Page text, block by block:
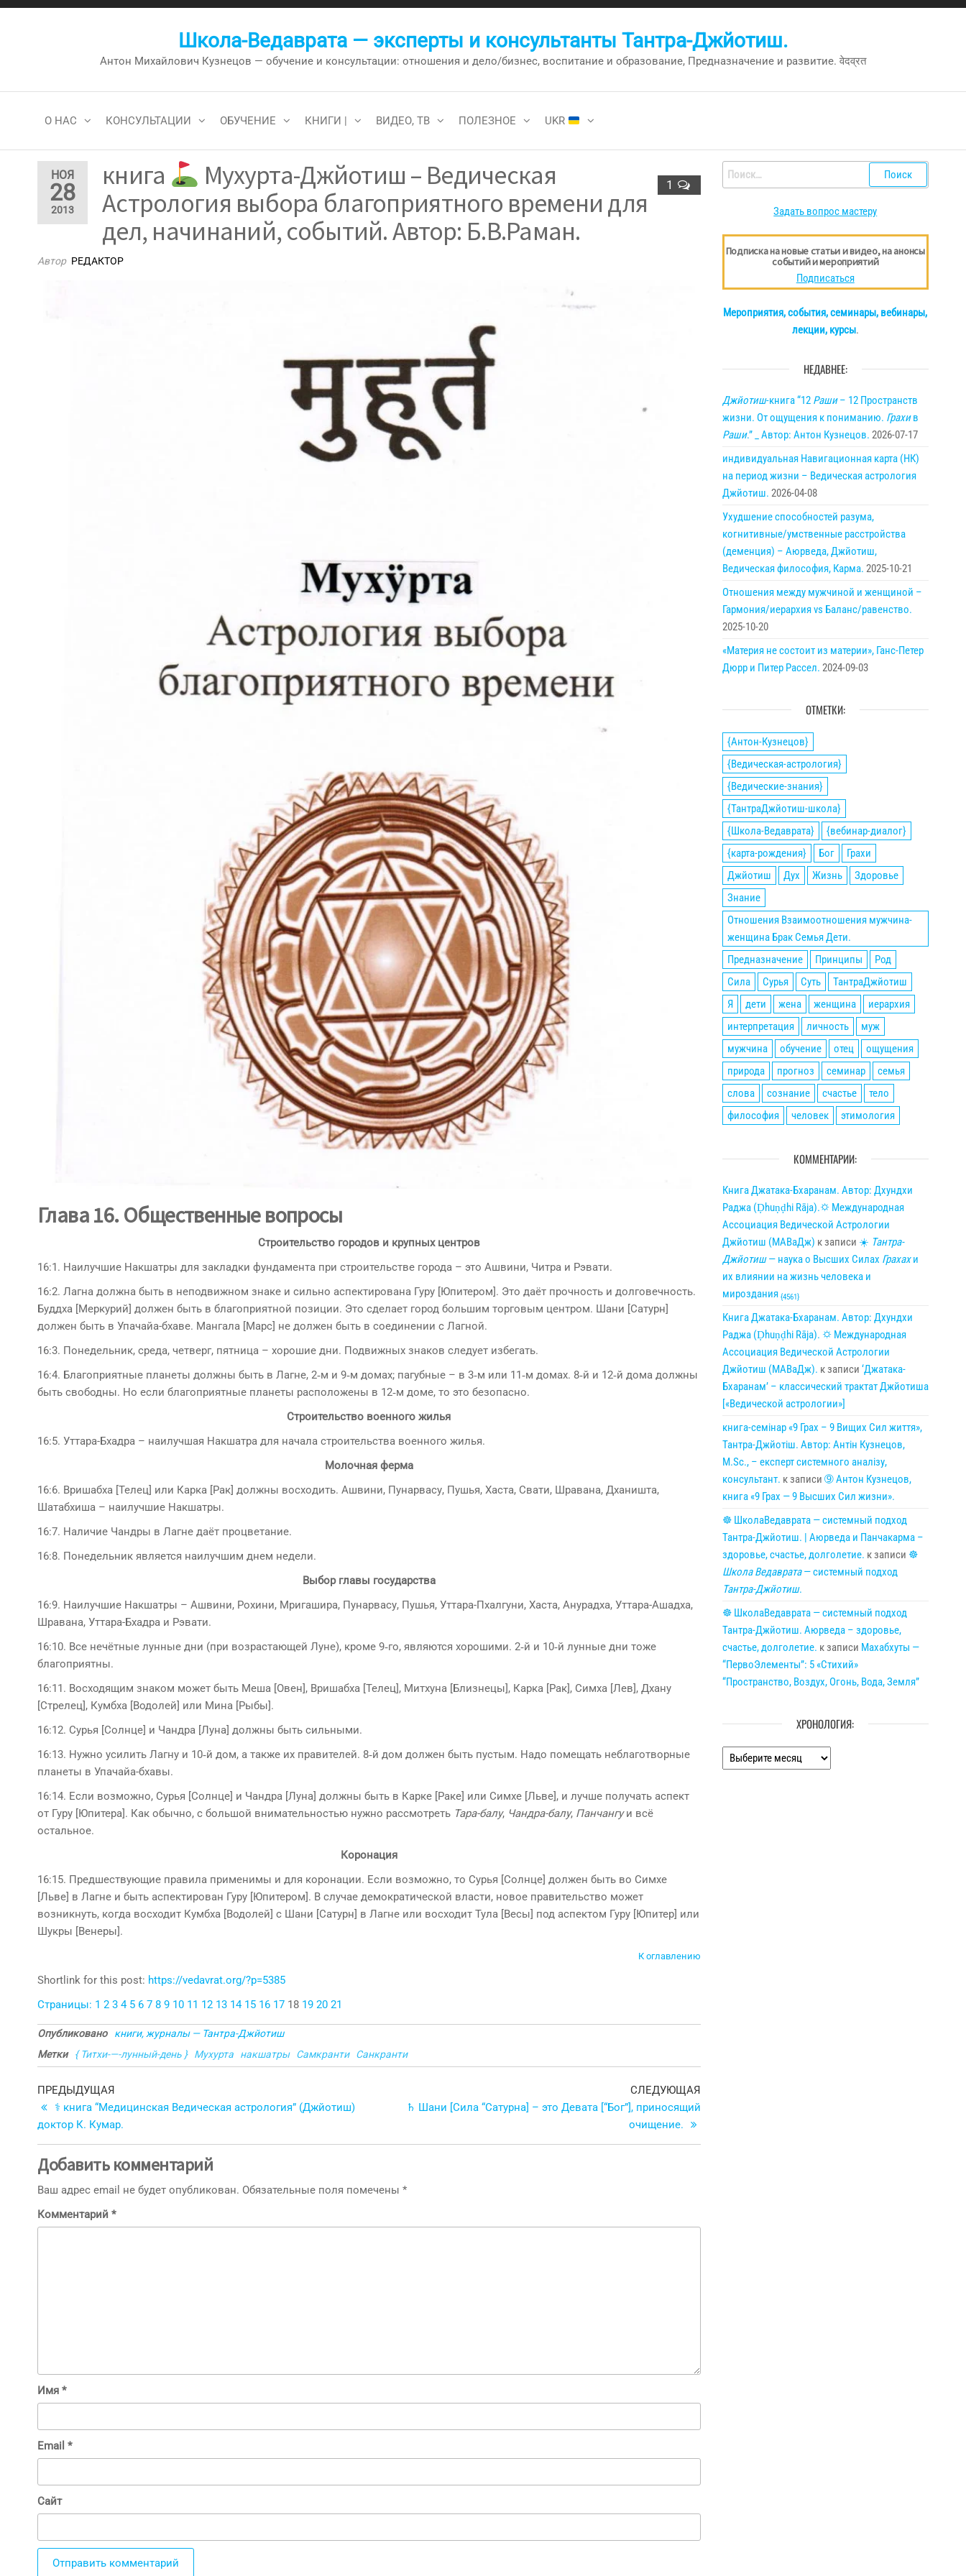
Перейти
Школа-Ведаврата — эксперты и консультанты Тантра-Джйотиш.
Антон Михайлович Кузнецов — обучение и консультации: отношения и дело/бизнес, воспитание и образование, Предназначение и развитие. वेदव्रत
О НАС КОНСУЛЬТАЦИИ ОБУЧЕНИЕ КНИГИ | ВИДЕО, ТВ ПОЛЕЗНОЕ UKR
НОЯ
28
2013
1
книга
Мухурта-Джйотиш – Ведическая
Астрология выбора благоприятного времени для
дел, начинаний, событий. Автор: Б.В.Раман.
Автор РЕДАКТОР
Глава 16. Общественные вопросы
Строительство городов и крупных центров
16:1. Наилучшие Накшатры для закладки фундамента при строительстве города – это Ашвини, Читра и Рэвати.
16:2. Лагна должна быть в неподвижном знаке и сильно аспектирована Гуру [Юпитером]. Это даёт прочность и долговечность.
Буддха [Меркурий] должен быть в благо­приятной позиции. Это сделает город большим торговым центром. Шани [Сатурн]
должен быть в Упачайа-бхаве. Мангала [Марс] не должен быть в соединении с Лагной.
16:3. Понедельник, среда, четверг, пятница – хорошие дни. Подвижных знаков следует избегать.
16:4. Благоприятные планеты должны быть в Лагне, 2‑м и 9‑м домах; пагубные – в 3‑м или 11‑м домах. 8‑й и 12‑й дома должны
быть свободны. Но если благоприятные планеты расположены в 12‑м доме, то это безопасно.
Строительство военного жилья
16:5. Уттара-Бхадра – наилучшая Накшатра для начала строительства военного жилья.
Молочная ферма
16:6. Вришабха [Телец] или Карка [Рак] должны восхо­дить. Ашвини, Пунарвасу, Пушья, Хаста, Свати, Шравана, Дханишта,
Шатабхиша – наилучшие Накшатры.
16:7. Наличие Чандры в Лагне даёт процветание.
16:8. Понедельник является наилучшим днем недели.
Выбор главы государства
16:9. Наилучшие Накшатры – Ашвини, Рохини, Мригаши­ра, Пунарвасу, Пушья, Уттара-Пхалгуни, Хаста, Анурадха, Уттара-Ашадха,
Шравана, Уттара-Бхадра и Рэвати.
16:10. Все нечётные лунные дни (при возрастающей Луне), кроме 9‑го, являются хорошими. 2‑й и 10‑й лунные дни тоже
благоприятны.
16:11. Восходящим знаком может быть Меша [Овен], Вришабха [Телец], Митхуна [Близнецы], Карка [Рак], Симха [Лев], Дхану
[Стрелец], Кумбха [Водолей] или Мина [Рыбы].
16:12. Сурья [Солнце] и Чандра [Луна] должны быть сильными.
16:13. Нужно усилить Лагну и 10‑й дом, а также их правителей. 8‑й дом должен быть пустым. Надо помещать неблаготворные
планеты в Упачайа-бхавы.
16:14. Если возможно, Сурья [Солнце] и Чандра [Луна] должны быть в Карке [Раке] или Симхе [Льве], и лучше получать аспект
от Гуру [Юпитера]. Как обычно, с большой внимательностью нужно рассмотреть Тара-балу, Чандра-балу, Панчангуи всё
остальное.
Коронация
16:15. Предшествующие правила применимы и для коронации. Если возможно, то Сурья [Солнце] должен быть во Симхе
[Льве] в Лагне и быть аспектирован Гуру [Юпитером]. В случае демократической власти, новое правитель­ство может
возникнуть, когда восходит Кумбха [Водолей] с Шани [Сатурн] в Лагне или восходит Тула [Весы] под аспектом Гуру [Юпитер] или
Шукры [Венеры].
К оглавлению
Shortlink for this post: https://vedavrat.org/?p=5385
Страницы: 1 2 3 4 5 6 7 8 9 10 11 12 13 14 15 16 17 18 19 20 21
Опубликовано
книги, журналы — Тантра-Джйотиш
Метки
{ Титхи-—-лунный-день } Мухурта накшатры Самкранти Санкранти
Навигация
по
записям
Предыдущая
запись
ПРЕДЫДУЩАЯ
⚕ книга “Медицинская Ведическая астрология” (Джйотиш)
доктор К. Кумар.
Следующая
запись
СЛЕДУЮЩАЯ
♄ Шани [Сила “Сатурна] – это Девата [“Бог”], приносящий
очищение.
Добавить комментарий
Ваш адрес email не будет опубликован. Обязательные поля помечены *
Комментарий *
Имя *
Email *
Сайт
Найти:
Задать вопрос мастеру
Подписка на новые статьи и видео, на анонсы
событий и мероприятий
Подписаться
Мероприятия, события, семинары, вебинары,
лекции, курсы.
НЕДАВНЕЕ:
Джйотиш-книга “12 Раши– 12 Пространств
жизни. От ощущения к пониманию. Грахив
Раши.” _ Автор: Антон Кузнецов. 2026-07-17
индивидуальная Навигационная карта (НК)
на период жизни – Ведическая астрология
Джйотиш. 2026-04-08
Ухудшение способностей разума,
когнитивные/умственные расстройства
(деменция) – Аюрведа, Джйотиш,
Ведическая философия, Карма. 2025-10-21
Отношения между мужчиной и женщиной –
Гармония/иерархия vs Баланс/равенство.
2025-10-20
«Материя не состоит из материи», Ганс-Петер
Дюрр и Питер Рассел. 2024-09-03
ОТМЕТКИ:
{Антон-Кузнецов}
{Ведическая-астрология}
{Ведические-знания}
{ТантраДжйотиш-школа}
{Школа-Ведаврата}
{вебинар-диалог}
{карта-рождения}
Бог
Грахи
Джйотиш
Дух Жизнь
Здоровье
Знание
Отношения Взаимоотношения мужчина-
женщина Брак Семья Дети.
Предназначение
Принципы
Род
Сила
Сурья Суть
ТантраДжйотиш
Я
дети жена женщина
иерархия
интерпретация
личность
муж
мужчина
обучение отец
ощущения
природа
прогноз семинар
семья
слова
сознание счастье
тело
философия
человек этимология
КОММЕНТАРИИ:
Книга Джатака-Бхаранам. Автор: Дхундхи
Раджа (Ḍhuṇḍhi Rāja).🌣 Международная
Ассоциация Ведической Астрологии
Джйотиш (МАВаДж) к записи ☀ Тантра-
Джйотиш— наука о Высших Силах Грахахи
их влиянии на жизнь человека и
мироздания {4561}
Книга Джатака-Бхаранам. Автор: Дхундхи
Раджа (Ḍhuṇḍhi Rāja). 🌣 Международная
Ассоциация Ведической Астрологии
Джйотиш (МАВаДж). к записи ‘Джатака-
Бхаранам’ – классический трактат Джйотиша
[«Ведической астрологии»]
книга-семінар «9 Грах – 9 Вищих Сил життя»,
Тантра-Джйотіш. Автор: Антін Кузнецов,
M.Sc., – експерт системного аналізу,
консультант. к записи ➈ Антон Кузнецов,
книга «9 Грах — 9 Высших Сил жизни».
☸ ШколаВедаврата — системный подход
Тантра-Джйотиш. | Аюрведа и Панчакарма –
здоровье, счастье, долголетие. к записи ☸
Школа Ведаврата— системный подход
Тантра-Джйотиш.
☸ ШколаВедаврата — системный подход
Тантра-Джйотиш. Аюрведа – здоровье,
счастье, долголетие. к записи Махабхуты —
“ПервоЭлементы”: 5 «Стихий»
“Пространство, Воздух, Огонь, Вода, Земля”
ХРОНОЛОГИЯ:
Хронология: